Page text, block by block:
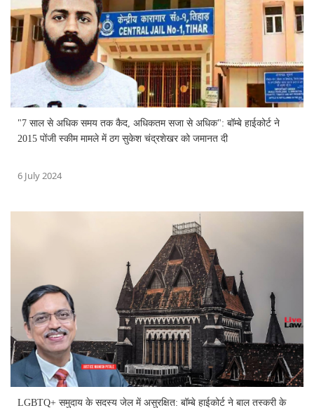
"7 साल से अधिक समय तक कैद, अधिकतम सजा से अधिक": बॉम्बे हाईकोर्ट ने
2015 पोंजी स्कीम मामले में ठग सुकेश चंद्रशेखर को जमानत दी
6 July 2024
LGBTQ+ समुदाय के सदस्य जेल में असुरक्षित: बॉम्बे हाईकोर्ट ने बाल तस्करी के